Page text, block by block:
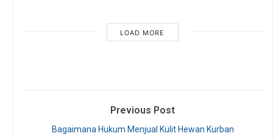
LOAD MORE
Previous Post
Bagaimana Hukum Menjual Kulit Hewan Kurban